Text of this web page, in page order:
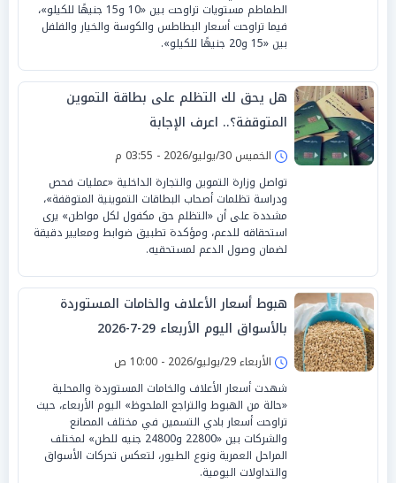
الطماطم مستويات تراوحت بين «10 و15 جنيهًا للكيلو»،
فيما تراوحت أسعار البطاطس والكوسة والخيار والفلفل
بين «15 و20 جنيهًا للكيلو».
هل يحق لك التظلم على بطاقة التموين
المتوقفة؟.. اعرف الإجابة
الخميس 30/يوليو/2026 - 03:55 م
تواصل وزارة التموين والتجارة الداخلية «عمليات فحص
ودراسة تظلمات أصحاب البطاقات التموينية المتوقفة»،
مشددة على أن «التظلم حق مكفول لكل مواطن» يرى
استحقاقه للدعم، ومؤكدة تطبيق ضوابط ومعايير دقيقة
لضمان وصول الدعم لمستحقيه.
هبوط أسعار الأعلاف والخامات المستوردة
بالأسواق اليوم الأربعاء 29-7-2026
الأربعاء 29/يوليو/2026 - 10:00 ص
شهدت أسعار الأعلاف والخامات المستوردة والمحلية
«حالة من الهبوط والتراجع الملحوظ» اليوم الأربعاء، حيث
تراوحت أسعار بادي التسمين في مختلف المصانع
والشركات بين «22800 و24800 جنيه للطن» لمختلف
المراحل العمرية ونوع الطيور، لتعكس تحركات الأسواق
والتداولات اليومية.